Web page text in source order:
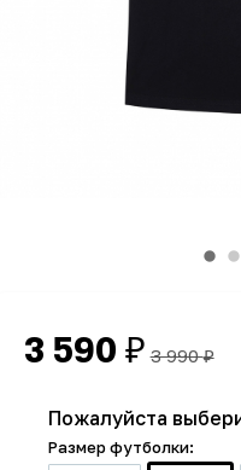
3 590 ₽ 3 990₽
Пожалуйста
Размер футболки: